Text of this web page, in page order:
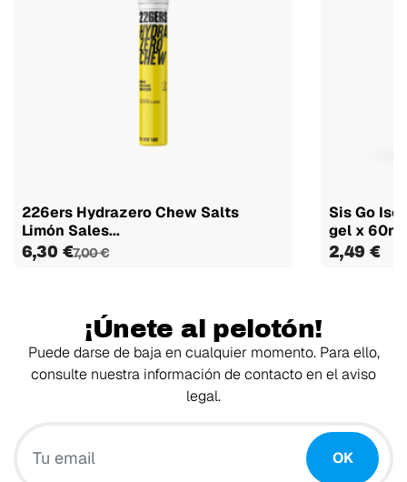
226ers Hydrazero Chew Salts
Limón Sales...
6,30 €7,00 €
Sis Go
gel x 60ml
2,49 €
¡Únete al pelotón!
Puede darse de baja en cualquier momento. Para ello,
consulte nuestra información de contacto en el aviso
legal.
OK